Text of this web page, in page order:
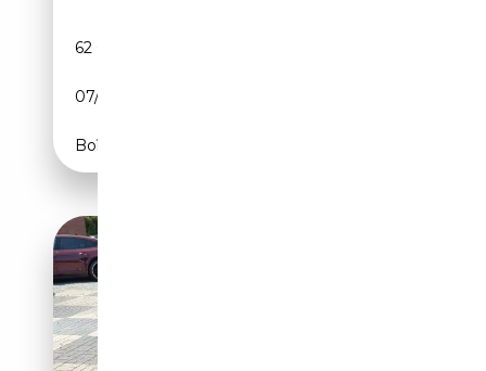
62 000 km
07/2022
Boîte automatique